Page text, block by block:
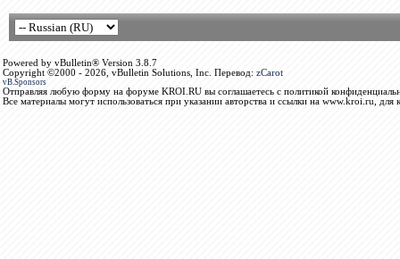
Powered by vBulletin® Version 3.8.7
Copyright ©2000 - 2026, vBulletin Solutions, Inc. Перевод: zCarot
vB.Sponsors
Отправляя любую форму на форуме KROI.RU вы соглашаетесь с политикой
Все материалы могут использоваться при указании авторства и ссылки на www.kroi.ru, для